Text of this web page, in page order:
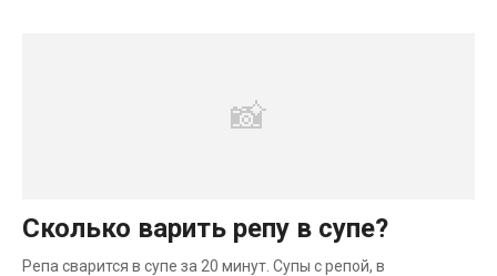
Сколько варить репу в супе?
Репа сварится в супе за 20 минут. Супы с репой, в